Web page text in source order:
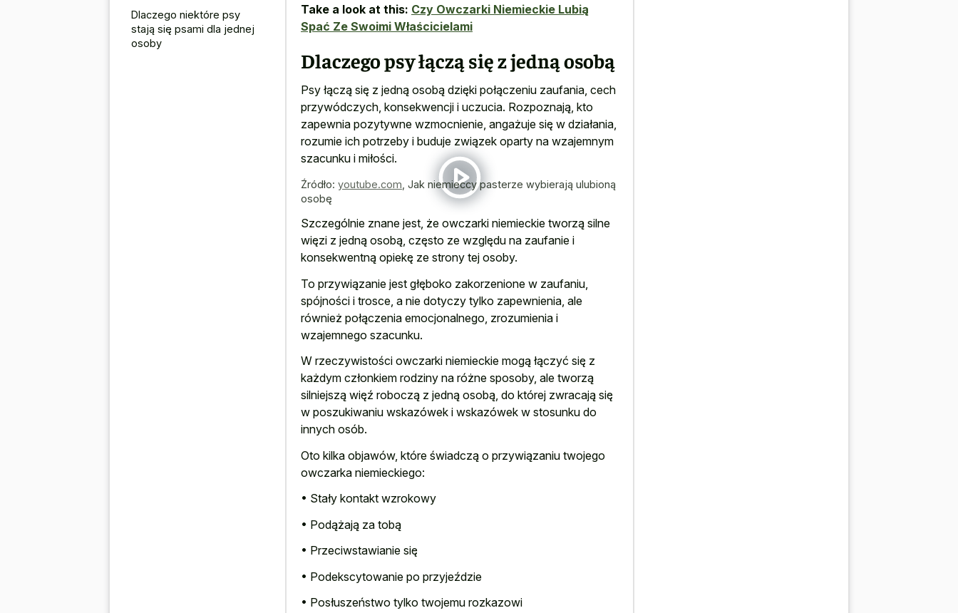
Dlaczego niektóre psy
stają się psami dla jednej
osoby
Take a look at this: Czy Owczarki Niemieckie Lubią
Spać Ze Swoimi Właścicielami
Dlaczego psy łączą się z jedną osobą
Psy łączą się z jedną osobą dzięki połączeniu zaufania, cech
przywódczych, konsekwencji i uczucia. Rozpoznają, kto
zapewnia pozytywne wzmocnienie, angażuje się w działania,
rozumie ich potrzeby i buduje związek oparty na wzajemnym
szacunku i miłości.
Źródło: youtube.com Jak niemieccy pasterze wybierają ulubioną
osobę
Szczególnie znane jest, że owczarki niemieckie tworzą silne
więzi z jedną osobą, często ze względu na zaufanie i
konsekwentną opiekę ze strony tej osoby.
To przywiązanie jest głęboko zakorzenione w zaufaniu,
spójności i trosce, a nie dotyczy tylko zapewnienia, ale
również połączenia emocjonalnego, zrozumienia i
wzajemnego szacunku.
W rzeczywistości owczarki niemieckie mogą łączyć się z
każdym członkiem rodziny na różne sposoby, ale tworzą
silniejszą więź roboczą z jedną osobą, do której zwracają się
w poszukiwaniu wskazówek i wskazówek w stosunku do
innych osób.
Oto kilka objawów, które świadczą o przywiązaniu twojego
owczarka niemieckiego:
• Stały kontakt wzrokowy
• Podążają za tobą
• Przeciwstawianie się
• Podekscytowanie po przyjeździe
• Posłuszeństwo tylko twojemu rozkazowi